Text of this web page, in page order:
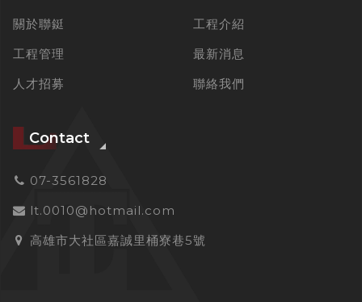
關於聯鋌
工程介紹
工程管理
最新消息
人才招募
聯絡我們
Contact
07-3561828
lt.0010@hotmail.com
高雄市大社區嘉誠里桶寮巷5號